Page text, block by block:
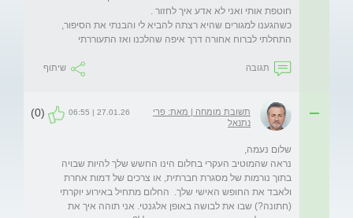
כשהגענו למגורים שהיא רצתה להביא לי והבנתי את הסיפור,
התחלתי לברוח אחורה דרך איפה שהלכנו ואז התעוררתי
תגובה שיתוף
תשובת מומחה | מאת: פרי
נתנאל
27.01.26 | 06:55
(0)
נראה שהמוטיב העקרי בחלום הינו החשש שלך להיות שבויה
בתוך נורמות של מסגרת חברתית, או צרכים של דמות אחרת
ולאבד את החופש האישי שלך.  החלום מתחיל באירוע יוקרתי
(חתונה?) שבו את לבושה באופן אלגנטי. אני תוהה איך את